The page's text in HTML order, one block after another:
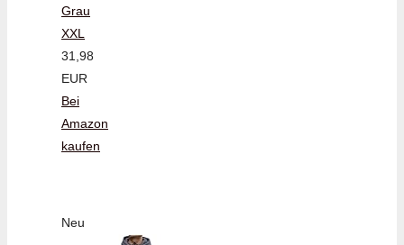
Grau
XXL
31,98
EUR
Bei
Amazon
kaufen
Neu